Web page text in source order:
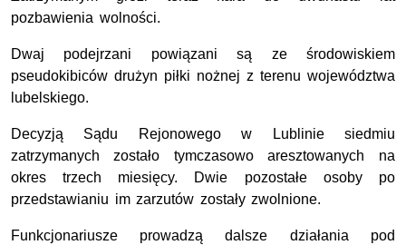
pozbawienia wolności.
Dwaj podejrzani powiązani są ze środowiskiem
pseudokibiców drużyn piłki nożnej z terenu województwa
lubelskiego.
Decyzją Sądu Rejonowego w Lublinie siedmiu
zatrzymanych zostało tymczasowo aresztowanych na
okres trzech miesięcy. Dwie pozostałe osoby po
przedstawianiu im zarzutów zostały zwolnione.
Funkcjonariusze prowadzą dalsze działania pod